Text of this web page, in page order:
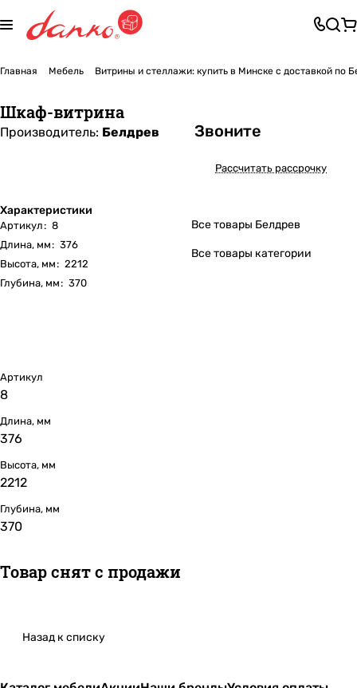
Главная Мебель Витрины и стеллажи: купить в Минске с доставкой по
Шкаф-витрина
Производитель: Белдрев
Характеристики
Артикул: 8
Длина, мм: 376
Высота, мм: 2212
Глубина, мм: 370
Звоните
Рассчитать рассрочку
Все товары Белдрев
Все товары категории
Артикул
8
Длина, мм
376
Высота, мм
2212
Глубина, мм
370
Товар снят с продажи
Назад к списку